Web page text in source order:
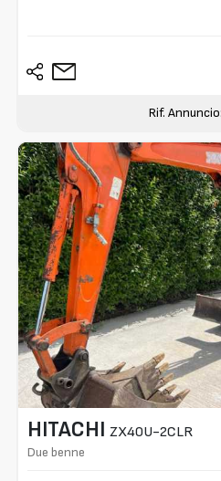
Rif. Annuncio:
HITACHI ZX40U-2CLR
Due benne